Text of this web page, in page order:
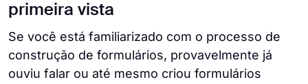
primeira vista
Se você está familiarizado com o processo de
construção de formulários, provavelmente já
ouviu falar ou até mesmo criou formulários